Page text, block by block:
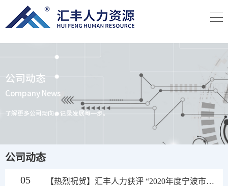
公司动态
Company News
了解更多公司动向，记录发展每一步。
公司动态
05
【热烈祝贺】汇丰人力获评 “2020年度宁波市大